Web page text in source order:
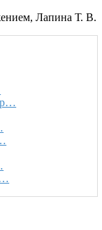
Лапина Т. В.